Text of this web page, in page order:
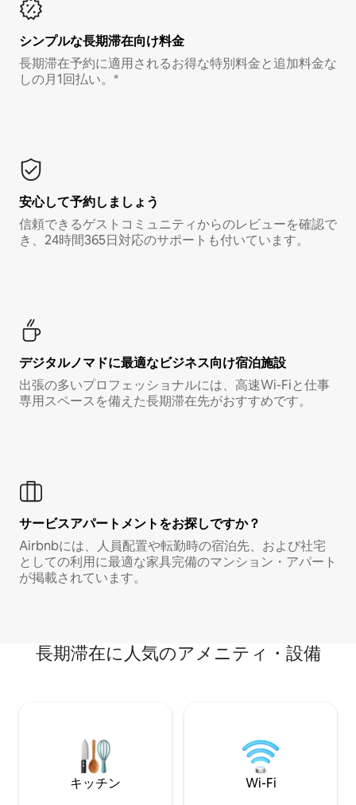
シンプルな長期滞在向け料金
長期滞在予約に適用されるお得な特別料金と追加料金な
しの月1回払い。*
安心して予約しましょう
信頼できるゲストコミュニティからのレビューを確認で
き、24時間365日対応のサポートも付いています。
デジタルノマド⁠に最⁠適⁠なビ⁠ジ⁠ネ⁠ス⁠向⁠け宿⁠泊⁠施⁠設
出張の多いプロフェッショナルには、高速Wi-Fiと仕事
専用スペースを備えた長期滞在先がおすすめです。
サービスアパートメントをお探しですか？
Airbnbには、人員配置や転勤時の宿泊先、および社宅
としての利用に最適な家具完備のマンション・アパート
が掲載されています。
長期滞在に人気のアメニティ・設備
キッチン Wi-Fi